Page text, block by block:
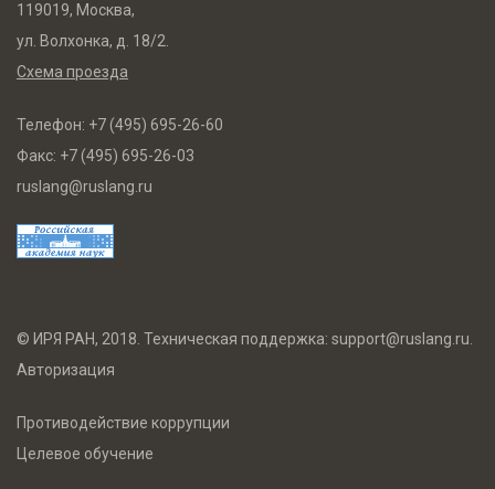
119019, Москва,
ул. Волхонка, д. 18/2.
Схема проезда
Телефон: +7 (495) 695-26-60
Факс: +7 (495) 695-26-03
ruslang@ruslang.ru
© ИРЯ РАН, 2018. Техническая поддержка: support@ruslang.ru.
Авторизация
Противодействие коррупции
Целевое обучение